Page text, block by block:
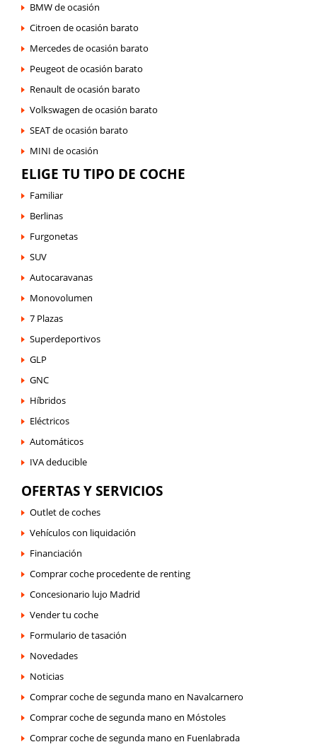
BMW de ocasión
Citroen de ocasión barato
Mercedes de ocasión barato
Peugeot de ocasión barato
Renault de ocasión barato
Volkswagen de ocasión barato
SEAT de ocasión barato
MINI de ocasión
ELIGE TU TIPO DE COCHE
Familiar
Berlinas
Furgonetas
SUV
Autocaravanas
Monovolumen
7 Plazas
Superdeportivos
GLP
GNC
Híbridos
Eléctricos
Automáticos
IVA deducible
OFERTAS Y SERVICIOS
Outlet de coches
Vehículos con liquidación
Financiación
Comprar coche procedente de renting
Concesionario lujo Madrid
Vender tu coche
Formulario de tasación
Novedades
Noticias
Comprar coche de segunda mano en Navalcarnero
Comprar coche de segunda mano en Móstoles
Comprar coche de segunda mano en Fuenlabrada